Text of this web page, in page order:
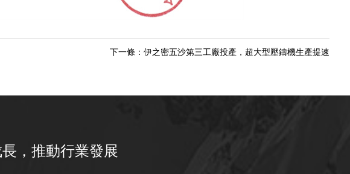
下一條：伊之密五沙第三工廠投產，超大型壓鑄機生產提速
，推動行業發展